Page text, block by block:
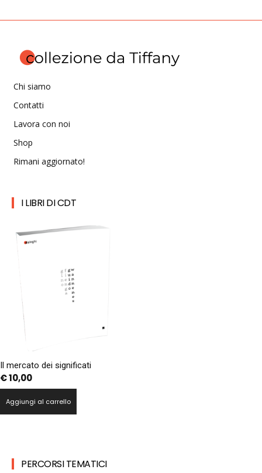
Chi siamo
Contatti
Lavora con noi
Shop
Rimani aggiornato!
I LIBRI DI CDT
Il mercato dei significati
€10,00
Aggiungi al carrello
PERCORSI TEMATICI